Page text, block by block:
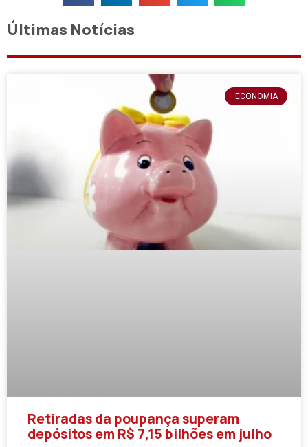
Últimas Notícias
ECONOMIA
Retiradas da poupança superam
depósitos em R$ 7,15 bilhões em julho